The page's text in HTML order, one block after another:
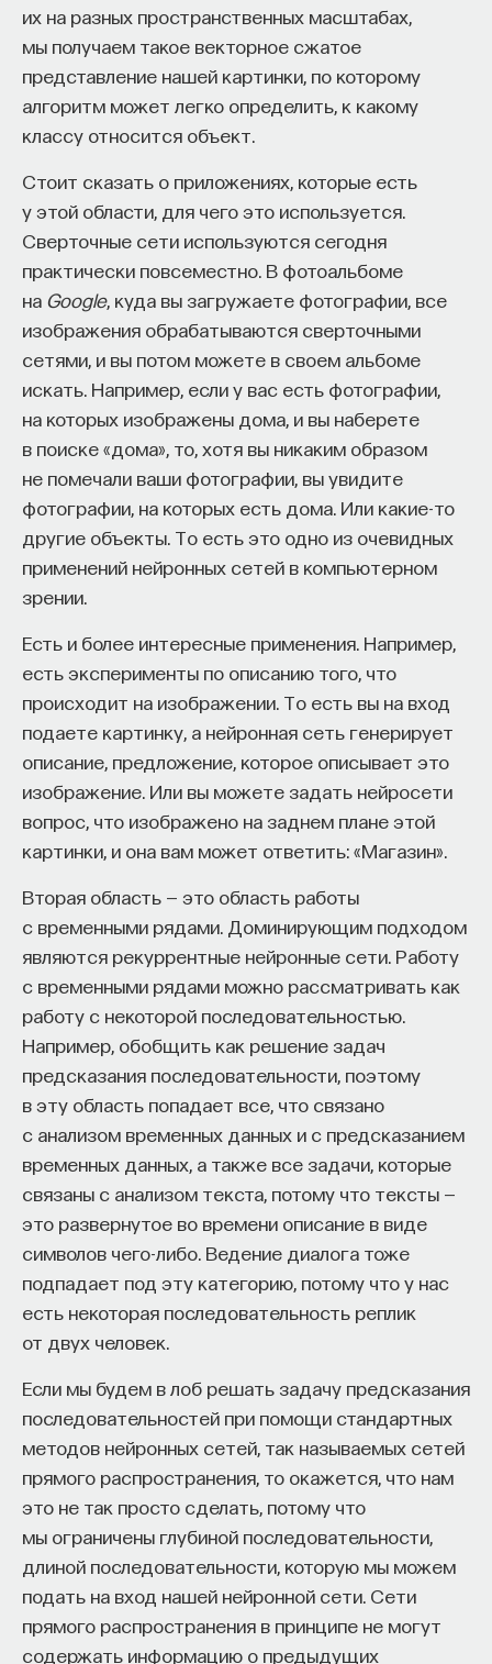
их на разных пространственных масштабах,
мы получаем такое векторное сжатое
представление нашей картинки, по которому
алгоритм может легко определить, к какому
классу относится объект.
Стоит сказать о приложениях, которые есть
у этой области, для чего это используется.
Сверточные сети используются сегодня
практически повсеместно. В фотоальбоме
на Google, куда вы загружаете фотографии, все
изображения обрабатываются сверточными
сетями, и вы потом можете в своем альбоме
искать. Например, если у вас есть фотографии,
на которых изображены дома, и вы наберете
в поиске «дома», то, хотя вы никаким образом
не помечали ваши фотографии, вы увидите
фотографии, на которых есть дома. Или какие-то
другие объекты. То есть это одно из очевидных
применений нейронных сетей в компьютерном
зрении.
Есть и более интересные применения. Например,
есть эксперименты по описанию того, что
происходит на изображении. То есть вы на вход
подаете картинку, а нейронная сеть генерирует
описание, предложение, которое описывает это
изображение. Или вы можете задать нейросети
вопрос, что изображено на заднем плане этой
картинки, и она вам может ответить: «Магазин».
Вторая область — это область работы
с временными рядами. Доминирующим подходом
являются рекуррентные нейронные сети. Работу
с временными рядами можно рассматривать как
работу с некоторой последовательностью.
Например, обобщить как решение задач
предсказания последовательности, поэтому
в эту область попадает все, что связано
с анализом временных данных и с предсказанием
временных данных, а также все задачи, которые
связаны с анализом текста, потому что тексты —
это развернутое во времени описание в виде
символов чего-либо. Ведение диалога тоже
подпадает под эту категорию, потому что у нас
есть некоторая последовательность реплик
от двух человек.
Если мы будем в лоб решать задачу предсказания
последовательностей при помощи стандартных
методов нейронных сетей, так называемых сетей
прямого распространения, то окажется, что нам
это не так просто сделать, потому что
мы ограничены глубиной последовательности,
длиной последовательности, которую мы можем
подать на вход нашей нейронной сети. Сети
прямого распространения в принципе не могут
содержать информацию о предыдущих
ФИЛОСОФСКИЙ ПОИСК: НАЧАЛА
КУРС
Философский поиск: начала
СОХРАНИТЬ КУРС
Внеси свой вклад в дело
просвещения!
ПОДДЕРЖАТЬ ПОСТНАУКУ
интернет-система, напримерGoogle, «Яндекс»
и так далее, имеет огромные дата-центры, куда
мы, обращаясь в интернете к своей почте и так
далее, сбрасываем очень много своих данных.
Это мегаватты, гигаватты, если говорить о целом
из последних компаний свой дата-центр вынесла
в Швецию, за полярный круг, для того чтобы
не охлаждать дополнительно все свои
компьютеры, чтобы сама природа, сама
температура в районе нуля градусов по Кельвину
помогала не тратить дополнительную энергию.
Собственно, теперь ближе к нашей электронике,
сверхпроводящей. Само слово
«сверхпроводимость» говорит о том, что ток
в сверхпроводящих элементах течет без
сопротивления, и вопрос о тепловыделении,
потреблении энергии тут, конечно, значительно
проще решить.
Что такое бинарная, обычная цифровая
электроника? Это фактически закодированный
набор нулей и единиц (нуль, скажем, значит
«выключено», один — «включено»). То есть нужны
переключатели, энергия потребляется при
каждом переключении из нуля в единицу. Это тот
минимальный расход энергии, который
операции, и таким образом определяет это
потребление энергии. Рассчитан некий
теоретический предел для такого
переключения — где-то порядка 10-21 Дж.
Сверхпроводящая электроника обеспечивает 10-
19 Дж на одно переключение, то есть всего на 2
порядка, в 100 раз выше, чем этот теоретический
предел. Если говорить о полупроводниковой
электронике, то обычная электроника, основанная
на полевых транзисторах, которые все сейчас
используют, так называемая CMOS-логика,
на одно переключение использует на 5 порядков,
то есть в 100 000 раз, больше энергии, чем
в сверхпроводящей электронике.
Самое простое, конечно, если
в сверхпроводящей электронике сделать некий
сверхпроводящий элемент, который в состоянии
«нуль» находится в сверхпроводящем состоянии,
то есть без сопротивления, а в состоянии
«единица» происходит переключение в состояние
резистивное, где есть какое-то сопротивление.
И такие переключатели существуют. В 1983 году
IBM пыталась сделать компьютеры на таком
принципе. Сейчас придумана, и мы этим